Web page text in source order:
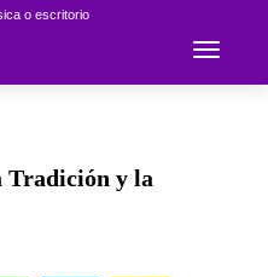
o escritorio
Toggle
Tradición y la